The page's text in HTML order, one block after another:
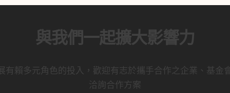
與我們一起擴大影響力
有賴多元角色的投入， 歡迎有志於攜手合作之企業、基金
洽詢合作方案